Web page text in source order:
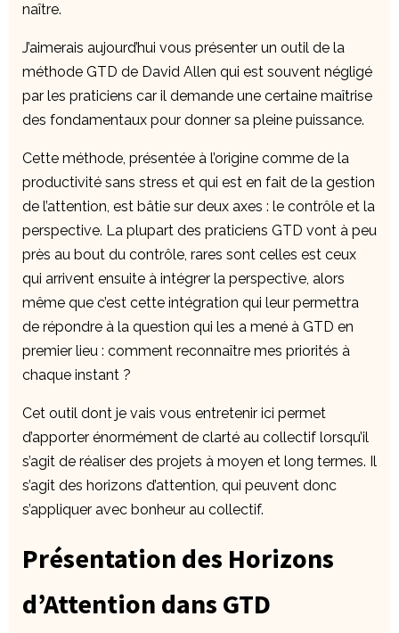
naître.
J’aimerais aujourd’hui vous présenter un outil de la
méthode GTD de David Allen qui est souvent négligé
par les praticiens car il demande une certaine maîtrise
des fondamentaux pour donner sa pleine puissance.
Cette méthode, présentée à l’origine comme de la
productivité sans stress et qui est en fait de la gestion
de l’attention, est bâtie sur deux axes : le contrôle et la
perspective. La plupart des praticiens GTD vont à peu
près au bout du contrôle, rares sont celles est ceux
qui arrivent ensuite à intégrer la perspective, alors
même que c’est cette intégration qui leur permettra
de répondre à la question qui les a mené à GTD en
premier lieu : comment reconnaître mes priorités à
chaque instant ?
Cet outil dont je vais vous entretenir ici permet
d’apporter énormément de clarté au collectif lorsqu’il
s’agit de réaliser des projets à moyen et long termes. Il
s’agit des horizons d’attention, qui peuvent donc
s’appliquer avec bonheur au collectif.
Présentation des Horizons
d’Attention dans GTD